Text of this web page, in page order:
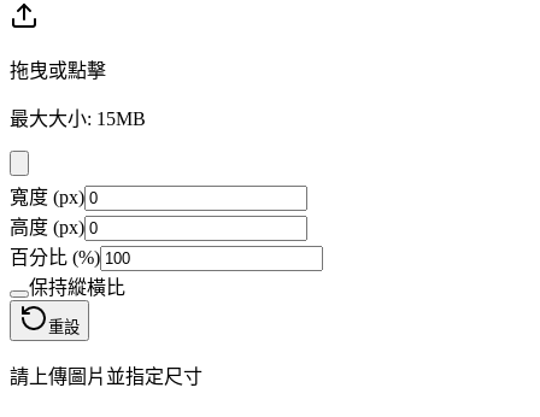
拖曳或點擊
最大大小: 15MB
寬度 (px)
高度 (px)
百分比 (%)
保持縱橫比
重設
請上傳圖片並指定尺寸